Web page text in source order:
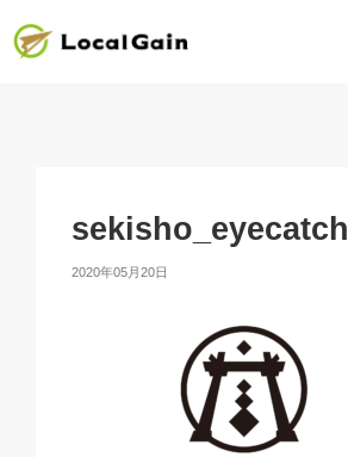
sekisho_eyecatch
2020年05月20日